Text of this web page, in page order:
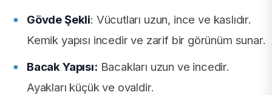
Gövde Şekli: Vücutları uzun, ince ve kaslıdır.
Kemik yapısı incedir ve zarif bir görünüm sunar.
Bacak Yapısı: Bacakları uzun ve incedir.
Ayakları küçük ve ovaldir.